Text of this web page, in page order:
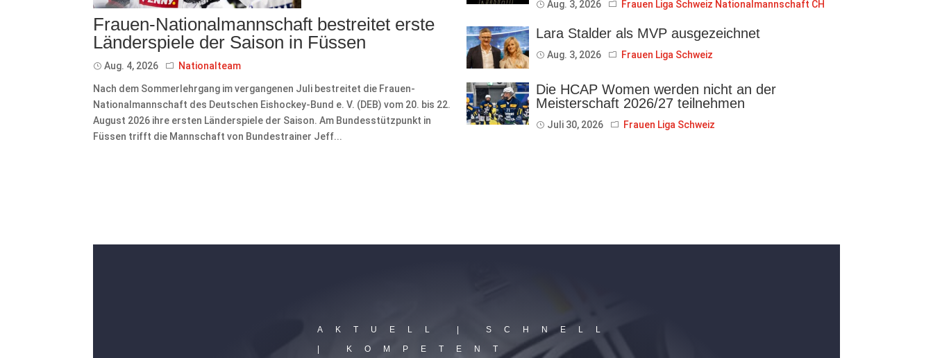
Frauen-Nationalmannschaft bestreitet erste
Länderspiele der Saison in Füssen
Aug. 4, 2026 Nationalteam
Nach dem Sommerlehrgang im vergangenen Juli bestreitet die Frauen-
Nationalmannschaft des Deutschen Eishockey-Bund e. V. (DEB) vom 20. bis 22.
August 2026 ihre ersten Länderspiele der Saison. Am Bundesstützpunkt in
Füssen trifft die Mannschaft von Bundestrainer Jeff...
Aug. 3, 2026 Frauen Liga Schweiz Nationalmannschaft CH
Lara Stalder als MVP ausgezeichnet
Aug. 3, 2026 Frauen Liga Schweiz
Die HCAP Women werden nicht an der
Meisterschaft 2026/27 teilnehmen
Juli 30, 2026 Frauen Liga Schweiz
AKTUELL | SCHNELL
| KOMPETENT